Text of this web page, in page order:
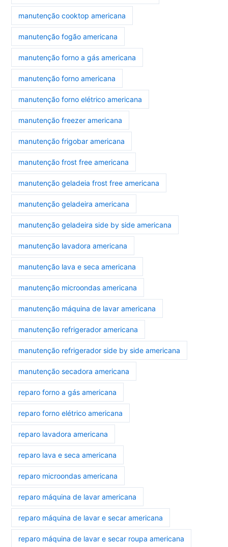
manutenção cooktop americana
manutenção fogão americana
manutenção forno a gás americana
manutenção forno americana
manutenção forno elétrico americana
manutenção freezer americana
manutenção frigobar americana
manutenção frost free americana
manutenção geladeia frost free americana
manutenção geladeira americana
manutenção geladeira side by side americana
manutenção lavadora americana
manutenção lava e seca americana
manutenção microondas americana
manutenção máquina de lavar americana
manutenção refrigerador americana
manutenção refrigerador side by side americana
manutenção secadora americana
reparo forno a gás americana
reparo forno elétrico americana
reparo lavadora americana
reparo lava e seca americana
reparo microondas americana
reparo máquina de lavar americana
reparo máquina de lavar e secar americana
reparo máquina de lavar e secar roupa americana